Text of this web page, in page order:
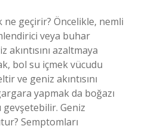
ne geçirir? Öncelikle, nemli
veya buhar
azaltmaya
bol su içmek vücudu
ve geniz akıntısını
yapmak da boğazı
Geniz
Semptomları